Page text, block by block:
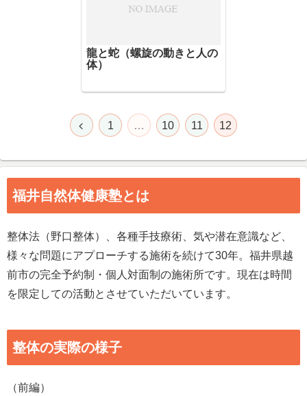
龍と蛇（螺旋の動きと人の
体）
1 … 10 11 12
福井自然体健康塾とは
整体法（野口整体）、各種手技療術、気や潜在意識など、
様々な問題にアプローチする施術を続けて30年。福井県越
前市の完全予約制・個人対面制の施術所です。現在は時間
を限定しての活動とさせていただいています。
整体の実際の様子
（前編）